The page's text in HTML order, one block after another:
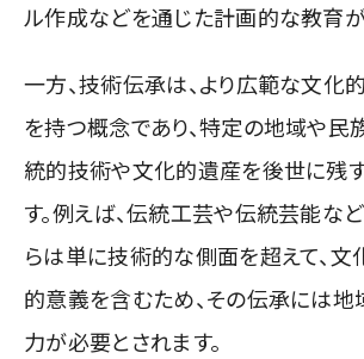
ル作成などを通じた計画的な教育が
一方、技術伝承は、より広範な文化
を持つ概念であり、特定の地域や民
統的技術や文化的遺産を後世に残
す。例えば、伝統工芸や伝統芸能な
らは単に技術的な側面を超えて、
的意義を含むため、その伝承には
力が必要とされます。